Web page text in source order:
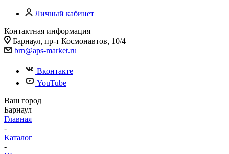
Личный кабинет
Контактная информация
Барнаул, пр-т Космонавтов, 10/4
brn@aps-market.ru
Вконтакте
YouTube
Ваш город
Барнаул
Главная
-
Каталог
-